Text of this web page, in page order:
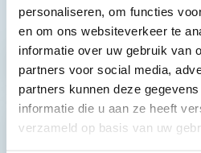
personaliseren, om functies
en om ons websiteverkeer te
informatie over uw gebruik van
partners voor social media,
partners kunnen deze
informatie die u aan ze heeft
verzameld op basis van uw
Toch nog een
Hebt u vragen bij het artikel?
Reviews van